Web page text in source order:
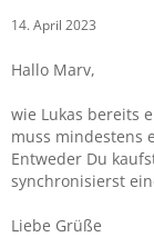
14. April 2023
Hallo Marv,
wie Lukas bereits
muss mindestens
Entweder Du
synchronisierst
Liebe Grüße